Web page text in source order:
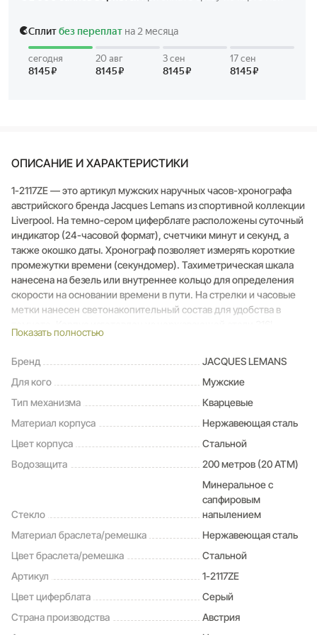
ОПИСАНИЕ И ХАРАКТЕРИСТИКИ
1-2117ZE — это артикул мужских наручных часов-хронографа
австрийского бренда Jacques Lemans из спортивной коллекции
Liverpool. На темно-сером циферблате расположены суточный
индикатор (24-часовой формат), счетчики минут и секунд, а
также окошко даты. Хронограф позволяет измерять короткие
промежутки времени (секундомер). Тахиметрическая шкала
нанесена на безель или внутреннее кольцо для определения
скорости на основании времени в пути. На стрелки и часовые
метки нанесен светонакопительный состав для удобства в
Диаметр составляет 44 мм. Ударопрочное минеральное
надежной застежкой-клипсой.
Водозащита 20 ATM (200 метров). Завинчивающаяся заводная
головка и задняя крышка позволяют использовать часы для
Показать полностью
Бренд
JACQUES LEMANS
Для кого
Мужские
Тип механизма
Кварцевые
Материал корпуса
Нержавеющая сталь
Цвет корпуса
Стальной
Водозащита
200 метров (20 ATM)
Стекло
Минеральное с
сапфировым
напылением
Материал браслета/ремешка
Нержавеющая сталь
Цвет браслета/ремешка
Стальной
Артикул
1-2117ZE
Цвет циферблата
Серый
Страна производства
Австрия